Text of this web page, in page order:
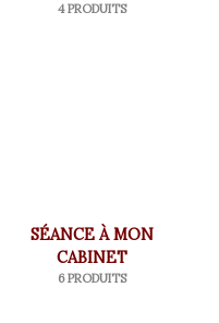
4 PRODUITS
SÉANCE À MON
CABINET
6 PRODUITS